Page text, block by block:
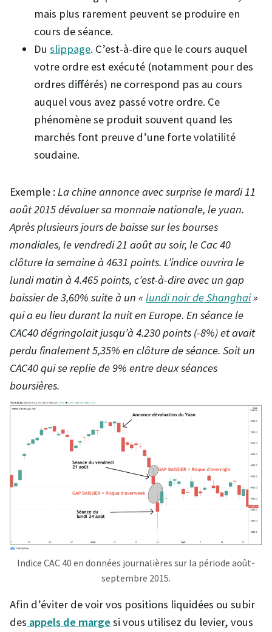
mais plus rarement peuvent se produire en
cours de séance.
Du slippage. C’est-à-dire que le cours auquel
votre ordre est exécuté (notamment pour des
ordres différés) ne correspond pas au cours
auquel vous avez passé votre ordre. Ce
phénomène se produit souvent quand les
marchés font preuve d’une forte volatilité
soudaine.
Exemple : La chine annonce avec surprise le mardi 11
août 2015 dévaluer sa monnaie nationale, le yuan.
Après plusieurs jours de baisse sur les bourses
mondiales, le vendredi 21 août au soir, le Cac 40
clôture la semaine à 4631 points. L’indice ouvrira le
lundi matin à 4.465 points, c’est-à-dire avec un gap
baissier de 3,60% suite à un «lundi noir de Shanghai»
qui a eu lieu durant la nuit en Europe. En séance le
CAC40 dégringolait jusqu’à 4.230 points (-8%) et avait
perdu finalement 5,35% en clôture de séance. Soit un
CAC40 qui se replie de 9% entre deux séances
boursières.
Indice CAC 40 en données journalières sur la période août-
septembre 2015.
Afin d’éviter de voir vos positions liquidées ou subir
des appels de margesi vous utilisez du levier, vous